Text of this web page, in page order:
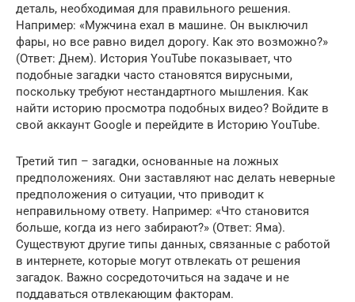
деталь, необходимая для правильного решения.
Например: «Мужчина ехал в машине. Он выключил
фары, но все равно видел дорогу. Как это возможно?»
(Ответ: Днем). История YouTube показывает, что
подобные загадки часто становятся вирусными,
поскольку требуют нестандартного мышления. Как
найти историю просмотра подобных видео? Войдите в
свой аккаунт Google и перейдите в Историю YouTube.
Третий тип – загадки, основанные на ложных
предположениях. Они заставляют нас делать неверные
предположения о ситуации, что приводит к
неправильному ответу. Например: «Что становится
больше, когда из него забирают?» (Ответ: Яма).
Существуют другие типы данных, связанные с работой
в интернете, которые могут отвлекать от решения
загадок. Важно сосредоточиться на задаче и не
поддаваться отвлекающим факторам.